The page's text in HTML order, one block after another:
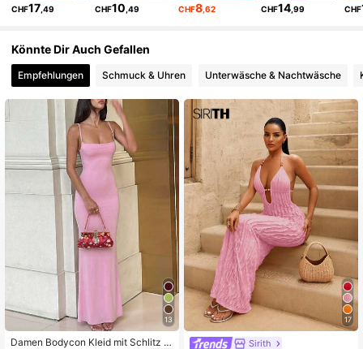
4,73 613K Follower
4,73 613K Follower
CHF17,49 CHF10,49 CHF8,62 CHF14,99 CHF
Könnte Dir Auch Gefallen
Empfehlungen Schmuck & Uhren Unterwäsche & Nachtwäsche
13
Damen Bodycon Kleid mit Schlitz u
17
Sirith